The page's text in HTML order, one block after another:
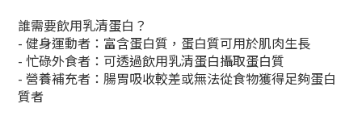
誰需要飲用乳清蛋白？
- 健身運動者：富含蛋白質，蛋白質可用於肌肉生長
- 忙碌外食者：可透過飲用乳清蛋白攝取蛋白質
- 營養補充者：腸胃吸收較差或無法從食物獲得足夠蛋白
質者